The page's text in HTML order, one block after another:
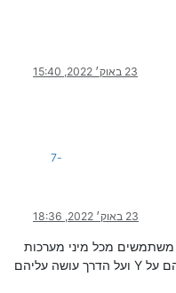
23 באוק׳ 2022, 15:40
-7
23 באוק׳ 2022, 18:36
מכל מיני מערכות
שנרשמו ל X ופתאום אתה הולך לחפור להם על Y ועל הדרך עושה עליהם